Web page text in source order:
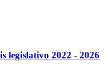
legislativo 2022 - 2026